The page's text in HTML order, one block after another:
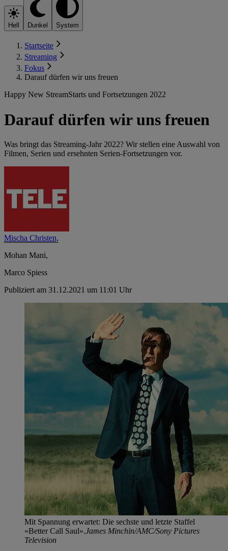
Hell Dunkel System
Startseite
Streaming
Fokus
Darauf dürfen wir uns freuen
Happy New StreamStarts und Fortsetzungen 2022
Darauf dürfen wir uns freuen
Was bringt das Streaming-Jahr 2022? Wir stellen eine Auswahl von
Filmen, Serien und ersehnten Serien-Fortsetzungen vor.
Mischa Christen,
Mohan Mani,
Marco Spiess
Publiziert am 31.12.2021 um 11:01 Uhr
Mit Spannung erwartet: Die sechste und letzte Staffel
«Better Call Saul».James Minchin/AMC/Sony Pictures
Television